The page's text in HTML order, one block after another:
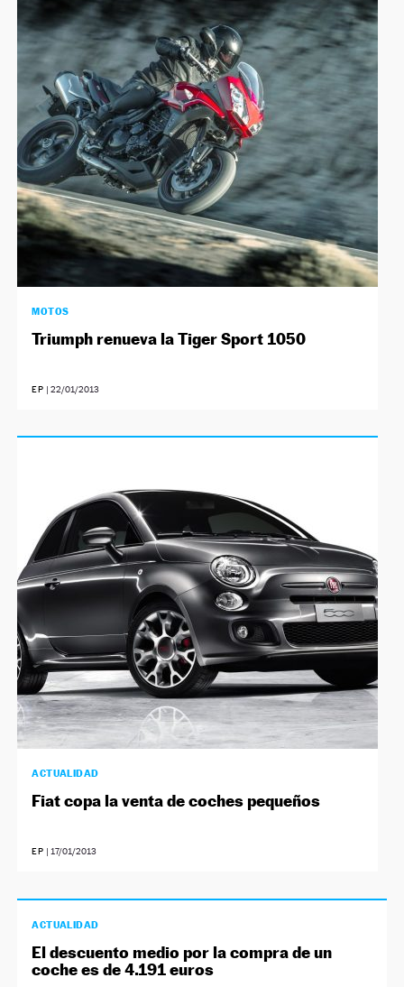
NEWSLETTER
SÍGUENOS
MOTOS
Triumph renueva la Tiger Sport 1050
EP | 22/01/2013
ACTUALIDAD
Fiat copa la venta de coches pequeños
EP | 17/01/2013
ACTUALIDAD
El descuento medio por la compra de un
coche es de 4.191 euros